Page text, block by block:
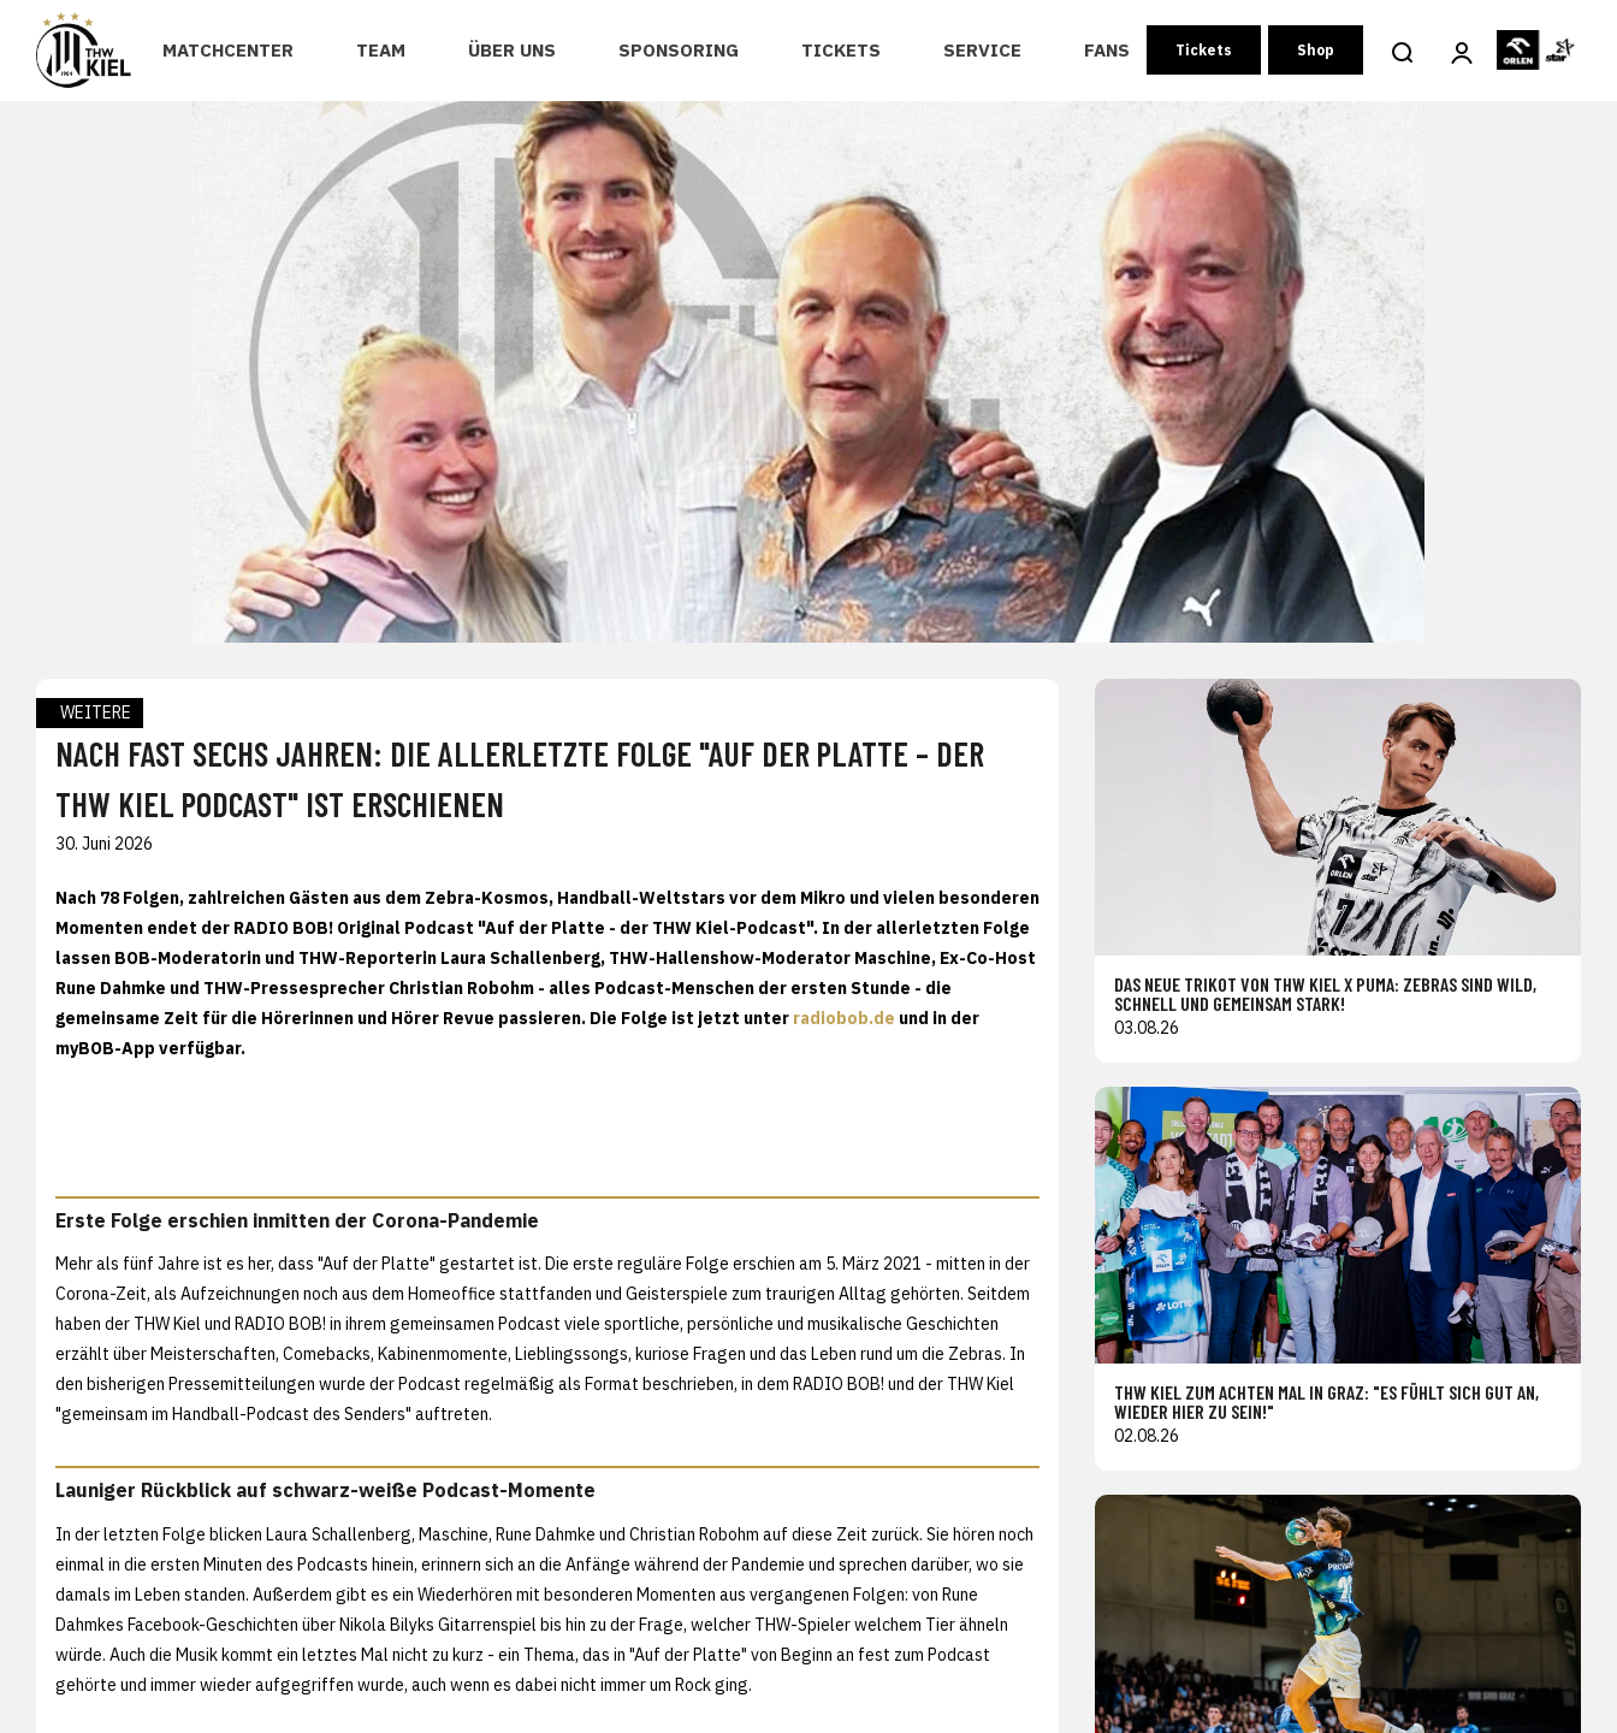
MATCHCENTER TEAM ÜBER UNS SPONSORING TICKETS SERVICE FANS Tickets Shop
WEITERE
NACH FAST SECHS JAHREN: DIE ALLERLETZTE FOLGE "AUF DER PLATTE – DER
THW KIEL PODCAST" IST ERSCHIENEN
30. Juni 2026
Nach 78 Folgen, zahlreichen Gästen aus dem Zebra-Kosmos, Handball-Weltstars vor dem Mikro und vielen besonderen
Momenten endet der RADIO BOB! Original Podcast "Auf der Platte - der THW Kiel-Podcast". In der allerletzten Folge
lassen BOB-Moderatorin und THW-Reporterin Laura Schallenberg, THW-Hallenshow-Moderator Maschine, Ex-Co-Host
Rune Dahmke und THW-Pressesprecher Christian Robohm - alles Podcast-Menschen der ersten Stunde - die
gemeinsame Zeit für die Hörerinnen und Hörer Revue passieren. Die Folge ist jetzt unter radiobob.de und in der
myBOB-App verfügbar.
Erste Folge erschien inmitten der Corona-Pandemie
Mehr als fünf Jahre ist es her, dass "Auf der Platte" gestartet ist. Die erste reguläre Folge erschien am 5. März 2021 - mitten in der
Corona-Zeit, als Aufzeichnungen noch aus dem Homeoffice stattfanden und Geisterspiele zum traurigen Alltag gehörten. Seitdem
haben der THW Kiel und RADIO BOB! in ihrem gemeinsamen Podcast viele sportliche, persönliche und musikalische Geschichten
erzählt über Meisterschaften, Comebacks, Kabinenmomente, Lieblingssongs, kuriose Fragen und das Leben rund um die Zebras. In
den bisherigen Pressemitteilungen wurde der Podcast regelmäßig als Format beschrieben, in dem RADIO BOB! und der THW Kiel
"gemeinsam im Handball-Podcast des Senders" auftreten.
Launiger Rückblick auf schwarz-weiße Podcast-Momente
In der letzten Folge blicken Laura Schallenberg, Maschine, Rune Dahmke und Christian Robohm auf diese Zeit zurück. Sie hören noch
einmal in die ersten Minuten des Podcasts hinein, erinnern sich an die Anfänge während der Pandemie und sprechen darüber, wo sie
damals im Leben standen. Außerdem gibt es ein Wiederhören mit besonderen Momenten aus vergangenen Folgen: von Rune
Dahmkes Facebook-Geschichten über Nikola Bilyks Gitarrenspiel bis hin zu der Frage, welcher THW-Spieler welchem Tier ähneln
würde. Auch die Musik kommt ein letztes Mal nicht zu kurz - ein Thema, das in "Auf der Platte" von Beginn an fest zum Podcast
gehörte und immer wieder aufgegriffen wurde, auch wenn es dabei nicht immer um Rock ging.
DAS NEUE TRIKOT VON THW KIEL X PUMA: ZEBRAS SIND WILD,
SCHNELL UND GEMEINSAM STARK!
03.08.26
THW KIEL ZUM ACHTEN MAL IN GRAZ: "ES FÜHLT SICH GUT AN,
WIEDER HIER ZU SEIN!"
02.08.26